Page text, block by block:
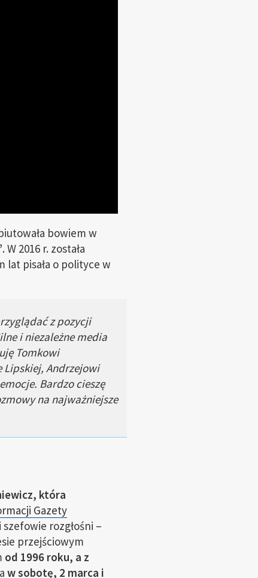
bowiem w
. W 2016 r. została
lat pisała o polityce w
z pozycji
i niezależne media
Tomkowi
Andrzejowi
Bardzo cieszę
na najważniejsze
która
Gazety
rozgłośni –
przejściowym
od 1996 roku, a z
w sobotę, 2 marca i